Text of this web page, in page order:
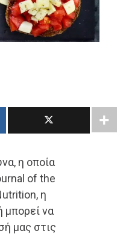
η οποία
of the
η
μπορεί να
μας στις